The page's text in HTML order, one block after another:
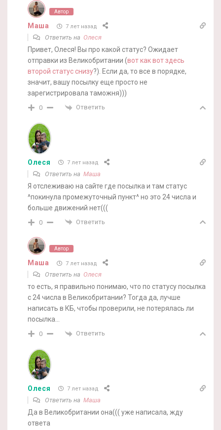
Автор
Маша 7 лет назад
Ответить на Олеся
Привет, Олеся! Вы про какой статус? Ожидает
отправки из Великобритании (вот как вот здесь
второй статус снизу?). Если да, то все в порядке,
значит, вашу посылку еще просто не
зарегистрировала таможня)))
0 Ответить
Олеся 7 лет назад
Ответить на Маша
Я отслеживаю на сайте где посылка и там статус
^покинула промежуточный пункт^ но это 24 числа и
больше движений нет(((
0 Ответить
Автор
Маша 7 лет назад
Ответить на Олеся
то есть, я правильно понимаю, что по статусу посылка
с 24 числа в Великобритании? Тогда да, лучше
написать в КБ, чтобы проверили, не потерялась ли
посылка…
0 Ответить
Олеся 7 лет назад
Ответить на Маша
Да в Великобритании она((( уже написала, жду
ответа